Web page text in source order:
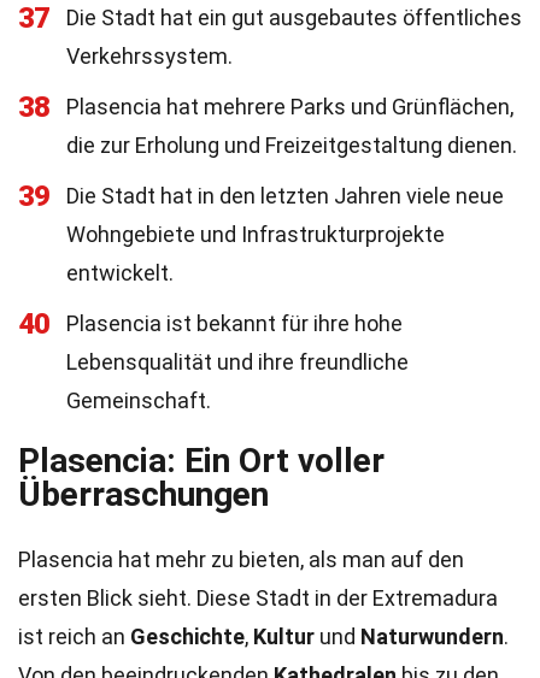
37
Die Stadt hat ein gut ausgebautes öffentliches
Verkehrssystem.
38
Plasencia hat mehrere Parks und Grünflächen,
die zur Erholung und Freizeitgestaltung dienen.
39
Die Stadt hat in den letzten Jahren viele neue
Wohngebiete und Infrastrukturprojekte
entwickelt.
40
Plasencia ist bekannt für ihre hohe
Lebensqualität und ihre freundliche
Gemeinschaft.
Plasencia: Ein Ort voller
Überraschungen
Plasencia hat mehr zu bieten, als man auf den
ersten Blick sieht. Diese Stadt in der Extremadura
ist reich an Geschichte, Kultur und Naturwundern.